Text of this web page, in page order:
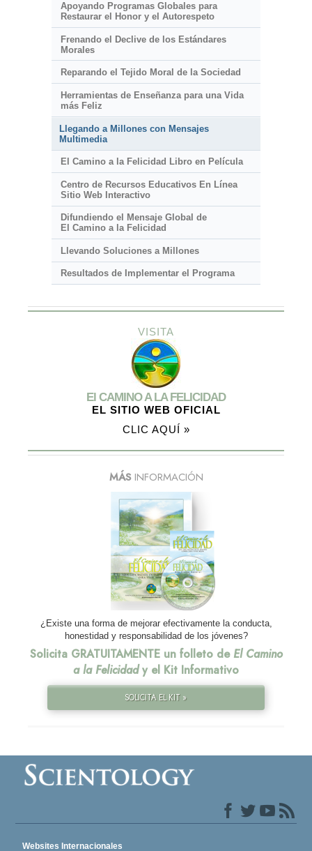
Apoyando Programas Globales para
Restaurar el Honor y el Autorespeto
Frenando el Declive de los Estándares
Morales
Reparando el Tejido Moral de la Sociedad
Herramientas de Enseñanza para una Vida
más Feliz
Llegando a Millones con Mensajes
Multimedia
El Camino a la Felicidad Libro en Película
Centro de Recursos Educativos En Línea
Sitio Web Interactivo
Difundiendo el Mensaje Global de
El Camino a la Felicidad
Llevando Soluciones a Millones
Resultados de Implementar el Programa
VISITA
El CAMINO A LA FELICIDAD
EL SITIO WEB OFICIAL
CLIC AQUÍ »
MÁSINFORMACIÓN
¿Existe una forma de mejorar efectivamente la conducta,
honestidad y responsabilidad de los jóvenes?
Solicita GRATUITAMENTE un folleto de El Camino
a la Felicidady el Kit Informativo
SOLICITA EL KIT »
Websites Internacionales